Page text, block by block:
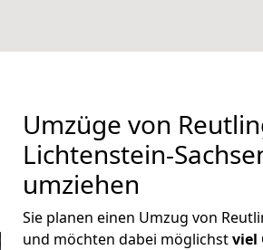
Umzüge von
Lichtenstein-
umziehen
Sie planen einen Umzug von
und möchten dabei möglichstviel